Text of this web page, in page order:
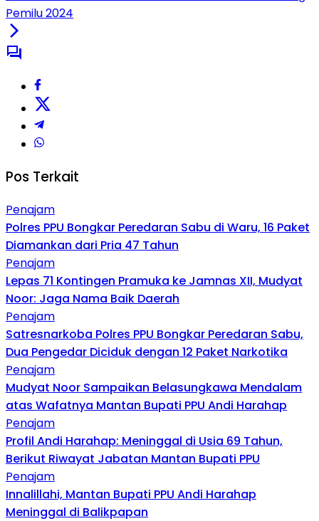
Pemilu 2024
Pos Terkait
Penajam
Polres PPU Bongkar Peredaran Sabu di Waru, 16 Paket
Diamankan dari Pria 47 Tahun
Penajam
Lepas 71 Kontingen Pramuka ke Jamnas XII, Mudyat
Noor: Jaga Nama Baik Daerah
Penajam
Satresnarkoba Polres PPU Bongkar Peredaran Sabu,
Dua Pengedar Diciduk dengan 12 Paket Narkotika
Penajam
Mudyat Noor Sampaikan Belasungkawa Mendalam
atas Wafatnya Mantan Bupati PPU Andi Harahap
Penajam
Profil Andi Harahap: Meninggal di Usia 69 Tahun,
Berikut Riwayat Jabatan Mantan Bupati PPU
Penajam
Innalillahi, Mantan Bupati PPU Andi Harahap
Meninggal di Balikpapan